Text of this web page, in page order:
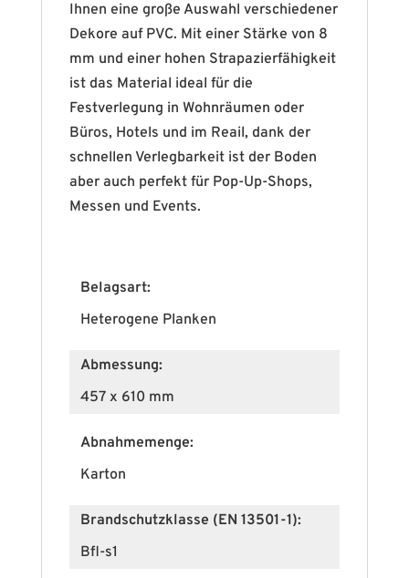
Ihnen eine große Auswahl verschiedener
Dekore auf PVC. Mit einer Stärke von 8
mm und einer hohen Strapazierfähigkeit
ist das Material ideal für die
Festverlegung in Wohnräumen oder
Büros, Hotels und im Reail, dank der
schnellen Verlegbarkeit ist der Boden
aber auch perfekt für Pop-Up-Shops,
Messen und Events.
Belagsart:
Heterogene Planken
Abmessung:
457 x 610 mm
Abnahmemenge:
Karton
Brandschutzklasse (EN 13501-1):
Bfl-s1